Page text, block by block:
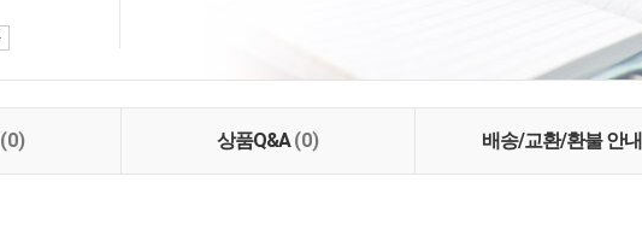
(0) 상품Q&A(0) 배송/교환/환불 안내